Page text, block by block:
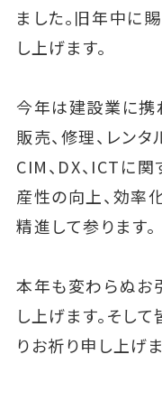
ました。旧年中に
し上げます。
今年は建設業に
販売、修理、レン
CIM、DX、ICTに
産性の向上、効率
精進して参ります。
本年も変わらぬお
し上げます。そし
りお祈り申し上げま